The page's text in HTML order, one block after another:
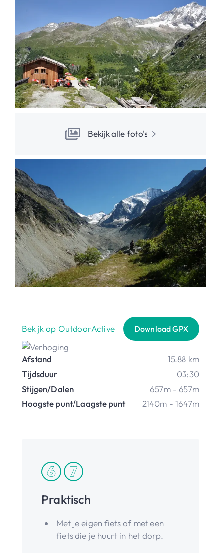
Bekijk alle foto's
Bekijk op OutdoorActive Download GPX
Afstand
15.88 km
Tijdsduur
03:30
Stijgen/Dalen
657m - 657m
Hoogste punt/Laagste punt
2140m - 1647m
Praktisch
Met je eigen fiets of met een
fiets die je huurt in het dorp.